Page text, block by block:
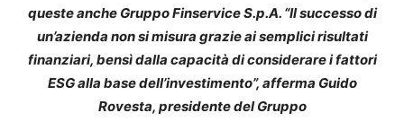
queste anche Gruppo Finservice S.p.A. “Il successo di
un’azienda non si misura grazie ai semplici risultati
finanziari, bensì dalla capacità di considerare i fattori
ESG alla base dell’investimento”, afferma Guido
Rovesta, presidente del Gruppo